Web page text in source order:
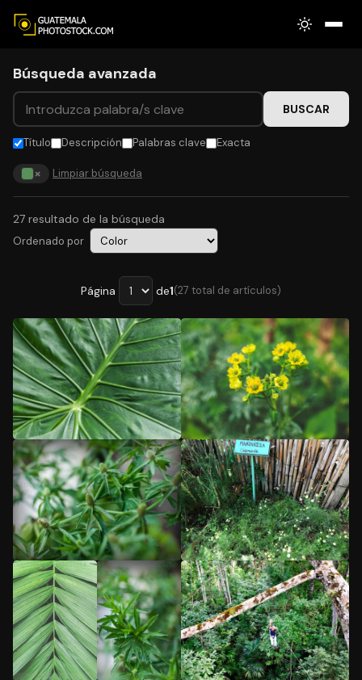
Búsqueda avanzada
BUSCAR
Título Descripción Palabras clave Exacta
× Limpiar búsqueda
27 resultado de la búsqueda
Ordenado por
Página
Página de1(27 total de artículos)
5/5 5/5
5/5 5/5
5/5 /5 5/5